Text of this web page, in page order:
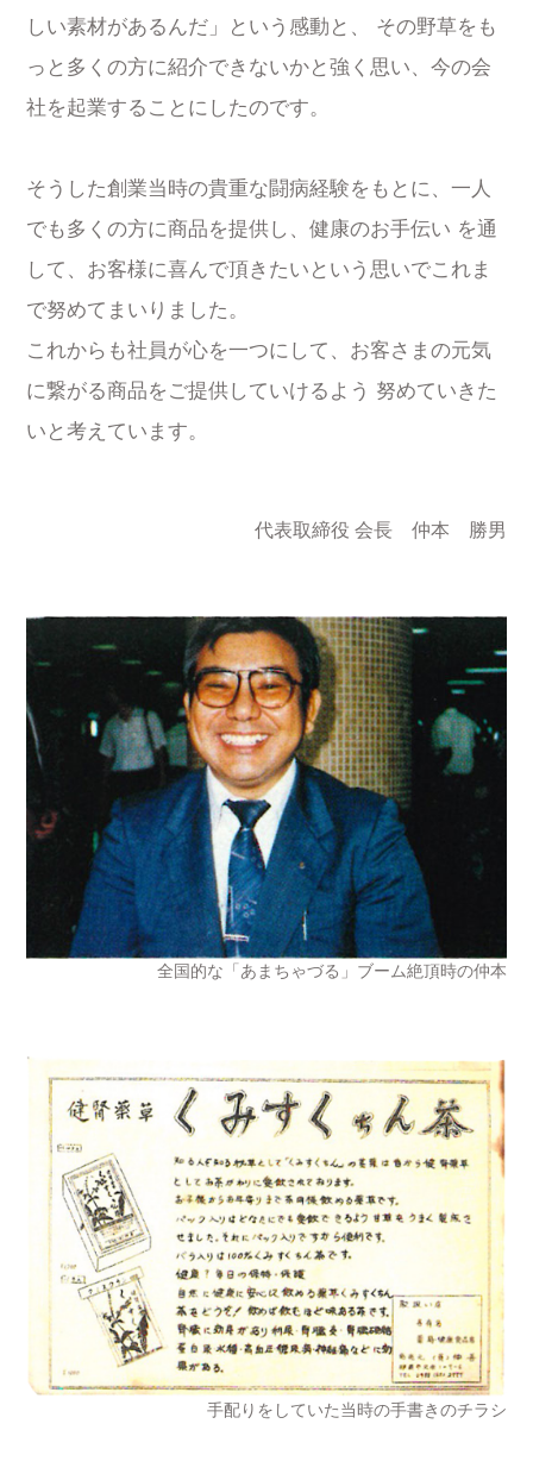
閉じる
検 索
しい素材があるんだ」という感動と、 その野草をも
っと多くの方に紹介できないかと強く思い、今の会
社を起業することにしたのです。
そうした創業当時の貴重な闘病経験をもとに、一人
でも多くの方に商品を提供し、健康のお手伝い を通
して、お客様に喜んで頂きたいという思いでこれま
で努めてまいりました。
これからも社員が心を一つにして、お客さまの元気
に繋がる商品をご提供していけるよう 努めていきた
いと考えています。
代表取締役 会長 仲本 勝男
全国的な「あまちゃづる」ブーム絶頂時の仲本
手配りをしていた当時の手書きのチラシ